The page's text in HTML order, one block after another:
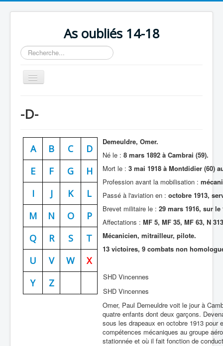
As oubliés 14-18
Rechercher
Basculer
la
Chronologie
Escadrilles
Organisation
Avions
Formation
Doctrines
Batailles
Cahiers des As
-D-
A B C
D
E
F G
H
I
J K
L
M
N O
P
Q
R S
T
U
V W
X
Y
Z
Demeuldre, Omer.
Né le : 8 mars 1892 à Cambrai (59).
Mort le : 3 mai 1918 à Montdidier (60)
Profession avant la mobilisation :
Passé à l'aviation en : octobre 1913,
Brevet militaire le : 29 mars 1916, sur
Affectations : MF 5, MF 35, MF 63, N
Mécanicien, mitrailleur, pilote.
13 victoires, 9 combats non
SHD Vincennes
SHD Vincennes
Omer, Paul Demeuldre voit le jour à
quatre enfants dont deux garçons.
sous les drapeaux en octobre 1913
compétences mécaniques au groupe
stationnée et où il fait fonction de